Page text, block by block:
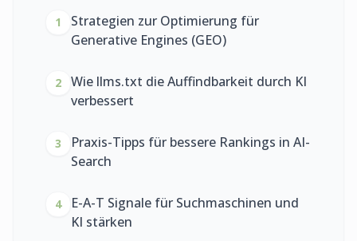
1
Strategien zur Optimierung für
Generative Engines (GEO)
2
Wie llms.txt die Auffindbarkeit durch KI
verbessert
3
Praxis-Tipps für bessere Rankings in AI-
Search
4
E-A-T Signale für Suchmaschinen und
KI stärken